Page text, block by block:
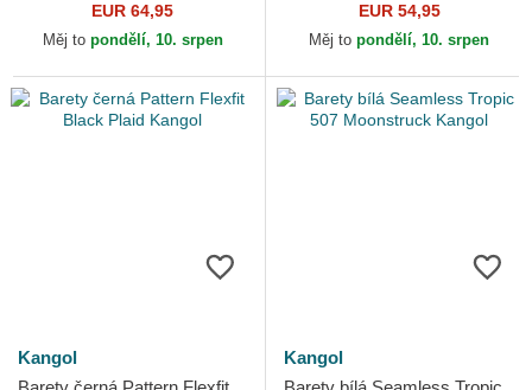
EUR 64,95
Měj to pondělí, 10. srpen
EUR 54,95
Měj to pondělí, 10. srpen
Kangol
Kangol